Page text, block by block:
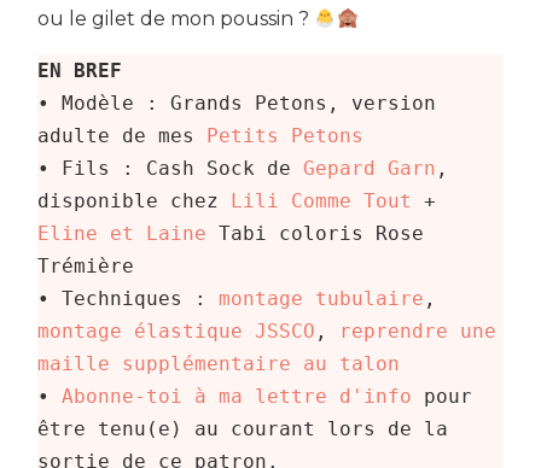
ou le gilet de mon poussin ?
EN BREF
• Modèle : Grands Petons, version
adulte de mes
Petits Petons
• Fils : Cash Sock de Gepard Garn ,
disponible chez
Lili Comme Tout
Eline et Laine Tabi coloris Rose
Trémière
• Techniques : montage tubulaire
montage élastique JSSCO , reprendre une
maille supplémentaire au talon
• Abonne-toi à ma lettre d'info pour
être tenu(e) au courant lors de la
sortie de ce patron.